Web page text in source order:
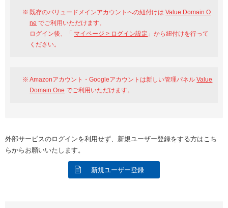
既存のバリュードメインアカウントへの紐付けはValue Domain O
ne でご利用いただけます。
ログイン後、「 マイページ > ログイン設定 」から紐付けを行って
ください。
Amazonアカウント・Googleアカウントは新しい管理パネルValue
Domain One でご利用いただけます。
外部サービスのログインを利用せず、新規ユーザー登録をする方はこち
らからお願いいたします。
新規ユーザー登録